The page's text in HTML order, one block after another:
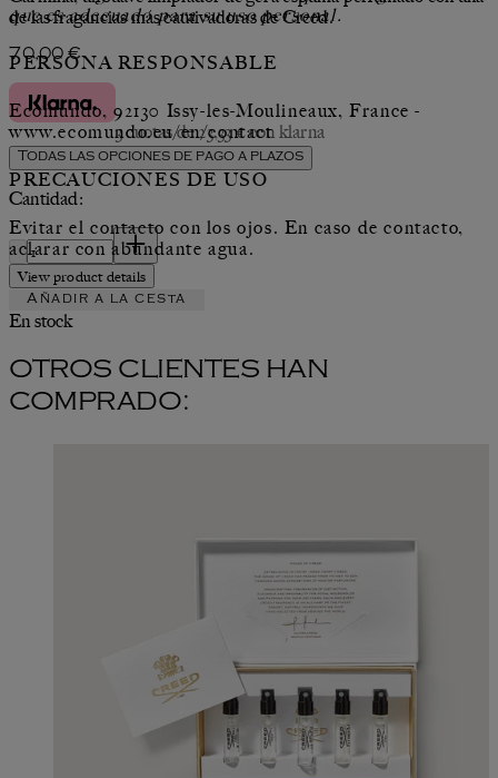
que es adecuado para su uso personal.
PERSONA RESPONSABLE
Ecomundo, 92130 Issy-les-Moulineaux, France -
www.ecomundo.eu/en/contact
PRECAUCIONES DE USO
Evitar el contacto con los ojos. En caso de contacto,
aclarar con abundante agua.
de las fragancias más cautivadoras de Creed.
Precio actual: 70,00 €.
70,00 €
3 cuotas de 23,33 € con klarna
Todas las opciones de pago a plazos
Cantidad:
Cantidad:
View product details
Añadir a la cesta
En stock
OTROS CLIENTES HAN
COMPRADO: